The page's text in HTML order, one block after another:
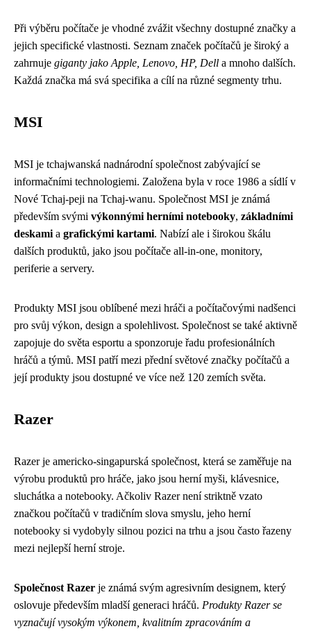
Při výběru počítače je vhodné zvážit všechny dostupné značky a
jejich specifické vlastnosti. Seznam značek počítačů je široký a
zahrnuje giganty jako Apple, Lenovo, HP, Dell a mnoho dalších.
Každá značka má svá specifika a cílí na různé segmenty trhu.
MSI
MSI je tchajwanská nadnárodní společnost zabývající se
informačními technologiemi. Založena byla v roce 1986 a sídlí v
Nové Tchaj-peji na Tchaj-wanu. Společnost MSI je známá
především svými výkonnými herními notebooky, základními
deskami a grafickými kartami. Nabízí ale i širokou škálu
dalších produktů, jako jsou počítače all-in-one, monitory,
periferie a servery.
Produkty MSI jsou oblíbené mezi hráči a počítačovými nadšenci
pro svůj výkon, design a spolehlivost. Společnost se také aktivně
zapojuje do světa esportu a sponzoruje řadu profesionálních
hráčů a týmů. MSI patří mezi přední světové značky počítačů a
její produkty jsou dostupné ve více než 120 zemích světa.
Razer
Razer je americko-singapurská společnost, která se zaměřuje na
výrobu produktů pro hráče, jako jsou herní myši, klávesnice,
sluchátka a notebooky. Ačkoliv Razer není striktně vzato
značkou počítačů v tradičním slova smyslu, jeho herní
notebooky si vydobyly silnou pozici na trhu a jsou často řazeny
mezi nejlepší herní stroje.
Společnost Razer je známá svým agresivním designem, který
oslovuje především mladší generaci hráčů. Produkty Razer se
vyznačují vysokým výkonem, kvalitním zpracováním a